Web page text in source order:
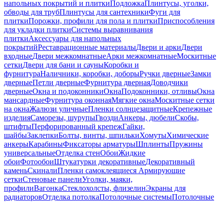
напольных покрытий и плиткиПодложкаПлинтусы, уголки,
обводы для трубПлинтусы для сантехникиФуги для
плиткиПорожки, профили для пола и плиткиПриспособления
для укладки плиткиСистемы выравнивания
плиткиАксессуары для напольных
покрытийРеставрационные материалыДвери и аркиДвери
входныеДвери межкомнатныеАрки межкомнатныеМоскитные
сеткиДвери для бани и сауныКоробки и
фурнитураНаличники, коробки, доборыРучки дверныеЗамки
дверныеПетли дверныеФурнитура двернаяДоводчики
дверныеОкна и подоконникиОкнаПодоконники, отливыОкна
мансардныеФурнитура оконнаяМягкие окнаМоскитные сетки
на окнаЖалюзи уличныеПленки солнцезащитныеКрепежные
изделияСаморезы, шурупыГвоздиАнкеры, дюбелиСкобы,
штифтыПерфорированный крепежГайки,
шайбыЗаклепкиБолты, винты, шпилькиХомутыХимические
анкерыКарабиныФиксаторы арматурыШплинтыПружины
универсальныеОтделка стенОбоиЖидкие
обоиФотообоиШтукатурки декоративныеДекоративный
каменьСкиналиПленки самоклеящиеся Армирующие
сеткиСтеновые панелиУголки, маяки,
профилиВагонкаСтеклохолсты, флизелинЭкраны для
радиаторовОтделка потолкаПотолочные системыПотолочные